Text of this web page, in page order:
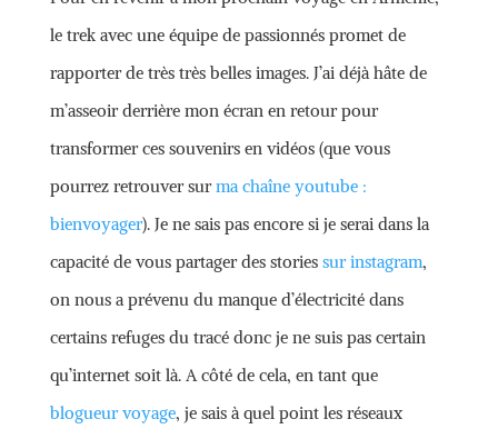
le trek avec une équipe de passionnés promet de
rapporter de très très belles images. J’ai déjà hâte de
m’asseoir derrière mon écran en retour pour
transformer ces souvenirs en vidéos (que vous
pourrez retrouver surma chaîne youtube :
bienvoyager). Je ne sais pas encore si je serai dans la
capacité de vous partager des stories sur instagram,
on nous a prévenu du manque d’électricité dans
certains refuges du tracé donc je ne suis pas certain
qu’internet soit là. A côté de cela, en tant que
blogueur voyage, je sais à quel point les réseaux